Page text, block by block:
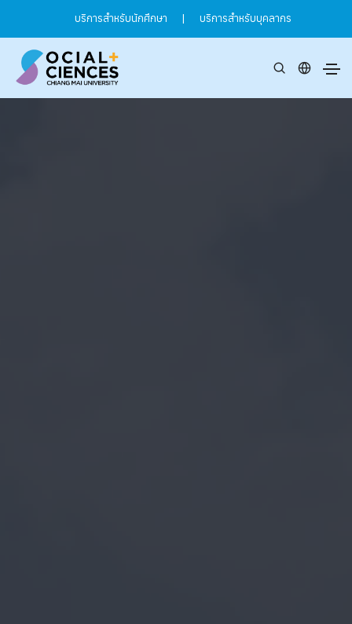
บริการสำหรับนักศึกษา | บริการสำหรับบุคลากร